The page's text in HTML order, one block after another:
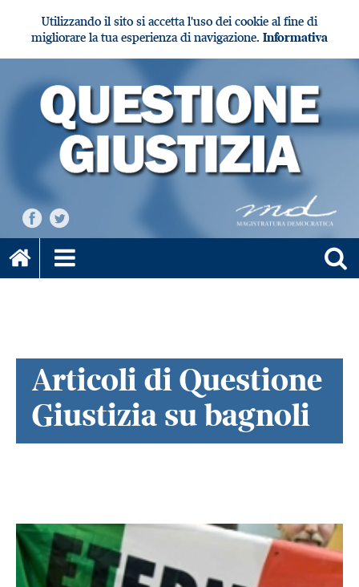
Utilizzando il sito si accetta l'uso dei cookie al fine di
migliorare la tua esperienza di navigazione. Informativa
Articoli di Questione
Giustizia su bagnoli